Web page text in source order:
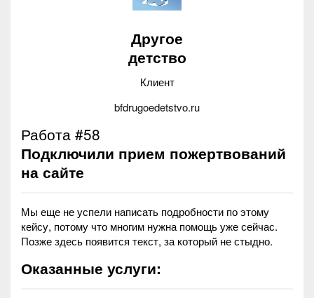
Другое
детство
Клиент
bfdrugoedetstvo.ru
Работа #58
Подключили прием пожертвований
на сайте
Мы еще не успели написать подробности по этому
кейсу, потому что многим нужна помощь уже сейчас.
Позже здесь появится текст, за который не стыдно.
Оказанные услуги: